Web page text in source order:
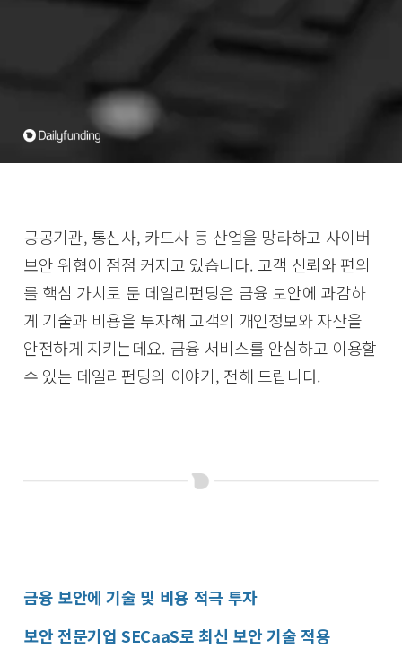
공공기관, 통신사, 카드사 등 산업을 망라하고 사이버
보안 위협이 점점 커지고 있습니다. 고객 신뢰와 편의
를 핵심 가치로 둔 데일리펀딩은 금융 보안에 과감하
게 기술과 비용을 투자해 고객의 개인정보와 자산을
안전하게 지키는데요. 금융 서비스를 안심하고 이용할
수 있는 데일리펀딩의 이야기, 전해 드립니다.
금융 보안에 기술 및 비용 적극 투자
보안 전문기업 SECaaS로 최신 보안 기술 적용